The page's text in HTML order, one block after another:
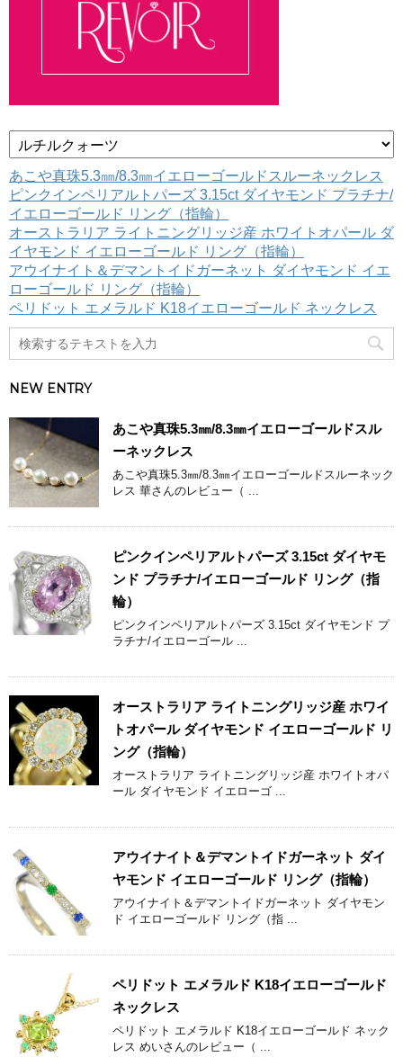
カ
テ
ゴ
リ
ー
あこや真珠5.3㎜/8.3㎜イエローゴールドスルーネックレス
ピンクインペリアルトパーズ 3.15ct ダイヤモンド プラチナ/
イエローゴールド リング（指輪）
オーストラリア ライトニングリッジ産 ホワイトオパール ダ
イヤモンド イエローゴールド リング（指輪）
アウイナイト＆デマントイドガーネット ダイヤモンド イエ
ローゴールド リング（指輪）
ペリドット エメラルド K18イエローゴールド ネックレス
NEW ENTRY
あこや真珠5.3㎜/8.3㎜イエローゴールドスル
ーネックレス
あこや真珠5.3㎜/8.3㎜イエローゴールドスルーネック
レス 華さんのレビュー（ ...
ピンクインペリアルトパーズ 3.15ct ダイヤモ
ンド プラチナ/イエローゴールド リング（指
輪）
ピンクインペリアルトパーズ 3.15ct ダイヤモンド プ
ラチナ/イエローゴール ...
オーストラリア ライトニングリッジ産 ホワイ
トオパール ダイヤモンド イエローゴールド リ
ング（指輪）
オーストラリア ライトニングリッジ産 ホワイトオパ
ール ダイヤモンド イエローゴ ...
アウイナイト＆デマントイドガーネット ダイ
ヤモンド イエローゴールド リング（指輪）
アウイナイト＆デマントイドガーネット ダイヤモン
ド イエローゴールド リング（指 ...
ペリドット エメラルド K18イエローゴールド
ネックレス
ペリドット エメラルド K18イエローゴールド ネック
レス めいさんのレビュー（ ...